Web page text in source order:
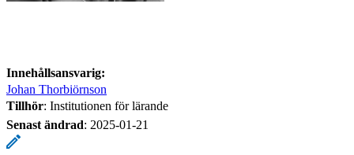
Innehållsansvarig:
Johan Thorbiörnson
Tillhör: Institutionen för lärande
Senast ändrad: 2025-01-21